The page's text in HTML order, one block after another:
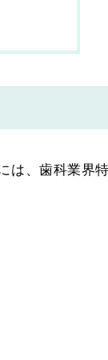
は、歯科業界